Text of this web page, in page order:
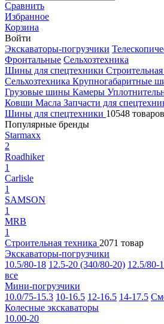
Сравнить
Избранное
Корзина
Войти
Экскаваторы-погрузчики
Фронтальные Сельхозтехника
Шины для спецтехники
Сельхозтехника Крупногабаритные
Грузовые шины Камеры
Ковши Масла Запчасти для
Шины для спецтехники 10548 товаров
Популярные бренды
Starmaxx
2
Roadhiker
1
Carlisle
1
SAMSON
1
MRB
1
Строительная техника 2071 товар
Экскаваторы-погрузчики
10.5/80-18 12.5-20 (340/80-20) 12.5/80-
все
Мини-погрузчики
10.0/75-15.3 10-16.5 12-16.5 14-17.5
Колесные экскаваторы
10.00-20